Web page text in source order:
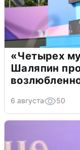
«Четырех
Шаляпин
6 августа 50